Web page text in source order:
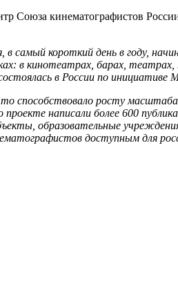
Союза кинематографистов
самый короткий день в году,
в кинотеатрах, барах,
в России по
способствовало росту
проекте написали более 600
образовательные
доступным для